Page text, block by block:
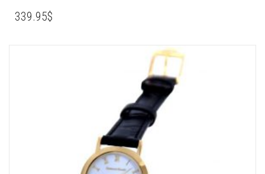
339.95$